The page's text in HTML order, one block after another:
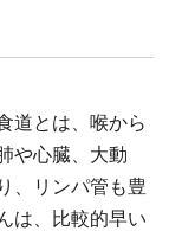
道とは、喉から
や心臓、大動
、リンパ管も豊
は、比較的早い